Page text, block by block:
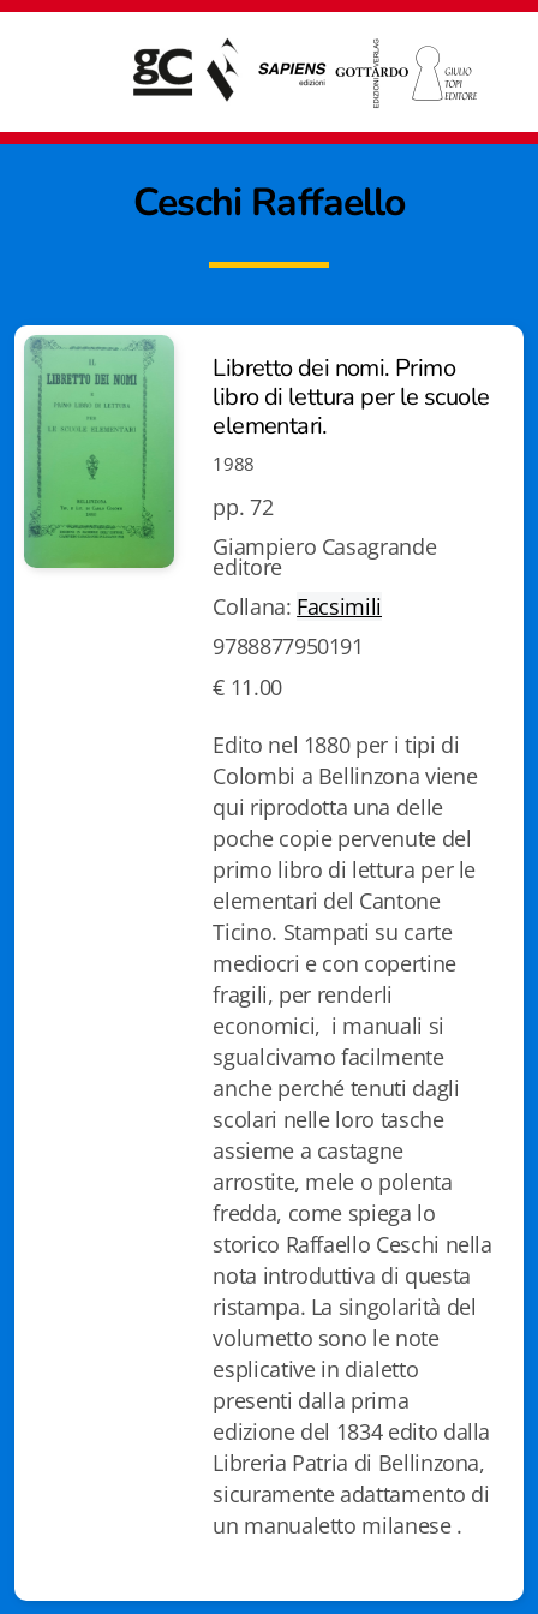
Ceschi Raffaello
Libretto dei nomi. Primo
libro di lettura per le scuole
elementari.
1988
pp. 72
Giampiero Casagrande
editore
Collana: Facsimili
9788877950191
€ 11.00
Edito nel 1880 per i tipi di
Colombi a Bellinzona viene
qui riprodotta una delle
poche copie pervenute del
primo libro di lettura per le
elementari del Cantone
Ticino. Stampati su carte
mediocri e con copertine
fragili, per renderli
economici, i manuali si
sgualcivamo facilmente
anche perché tenuti dagli
scolari nelle loro tasche
assieme a castagne
arrostite, mele o polenta
fredda, come spiega lo
storico Raffaello Ceschi nella
nota introduttiva di questa
ristampa. La singolarità del
volumetto sono le note
esplicative in dialetto
presenti dalla prima
edizione del 1834 edito dalla
Libreria Patria di Bellinzona,
sicuramente adattamento di
un manualetto milanese .
Giampiero Casagrande editore
Biblioteca letteraria Nord-Sud
EJO- European Journalism Observatory
iQuaderni - fondazioneculturalecollinadoro
Istituzioni - Società - Cittadini